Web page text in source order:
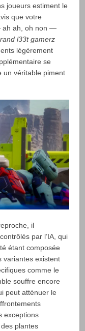
joueurs estiment le
que votre
ah ah, oh non —
l33t gamerz
légèrement
se
un véritable piment
il
par l’IA, qui
étant composée
variantes existent
comme le
souffre encore
peut atténuer le
exceptions
plantes